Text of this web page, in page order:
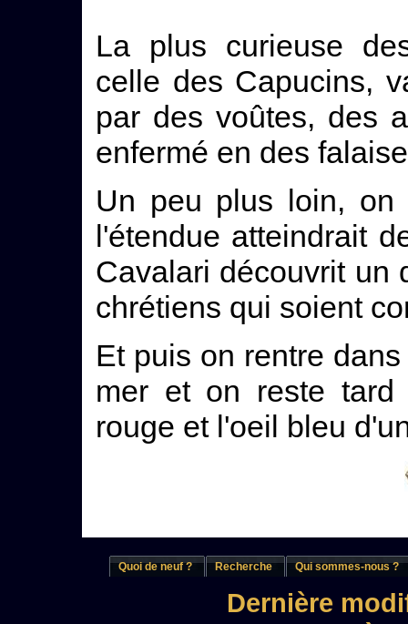
La plus curieuse
celle des Capucins,
par des voûtes, des
enfermé en des
Un peu plus loin, on
l'étendue atteindrait
Cavalari découvrit un
chrétiens qui soient
Et puis on rentre
mer et on reste tard
rouge et l'oeil bleu
Quoi de neuf ? Recherche Qui sommes-nous ?
Dernière